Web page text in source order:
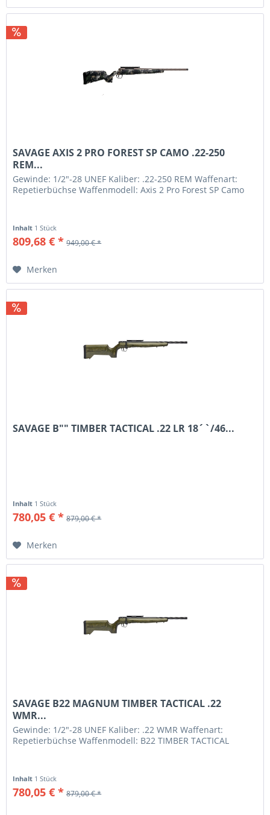
SAVAGE AXIS 2 PRO FOREST SP CAMO .22-250
REM...
Gewinde: 1/2"-28 UNEF Kaliber: .22-250 REM Waffenart:
Repetierbüchse Waffenmodell: Axis 2 Pro Forest SP Camo
Inhalt 1 Stück
809,68 € * 949,00 € *
Merken
SAVAGE B"" TIMBER TACTICAL .22 LR 18´`/46...
Inhalt 1 Stück
780,05 € * 879,00 € *
Merken
SAVAGE B22 MAGNUM TIMBER TACTICAL .22
WMR...
Gewinde: 1/2"-28 UNEF Kaliber: .22 WMR Waffenart:
Repetierbüchse Waffenmodell: B22 TIMBER TACTICAL
Inhalt 1 Stück
780,05 € * 879,00 € *